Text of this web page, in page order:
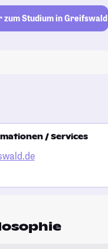
zum Studium in Greifswald
/ Services